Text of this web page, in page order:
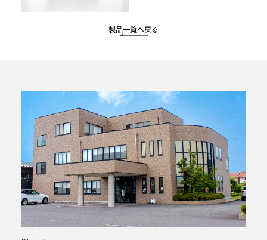
製品一覧へ戻る